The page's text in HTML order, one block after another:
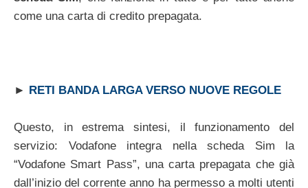
come una carta di credito prepagata.
► RETI BANDA LARGA VERSO NUOVE REGOLE
Questo, in estrema sintesi, il funzionamento del
servizio: Vodafone integra nella scheda Sim la
“Vodafone Smart Pass”, una carta prepagata che già
dall’inizio del corrente anno ha permesso a molti utenti